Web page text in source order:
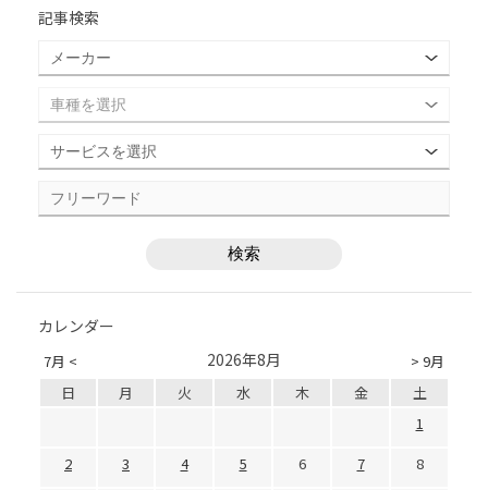
記事検索
カレンダー
7月 < > 9月
2026年8月
日 月 火 水 木 金
土
1
2
3 4 5 6 7
8